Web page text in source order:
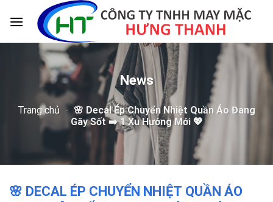
News
Trang chủ - 🌸 Decal Ép Chuyển Nhiệt Quần Áo Đang
Gây Sốt ➡️ 1 Xu Hướng Mới 💖
🌸 DECAL ÉP CHUYỂN NHIỆT QUẦN ÁO